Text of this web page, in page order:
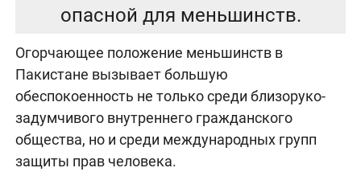
опасной для меньшинств.
Огорчающее положение меньшинств в
Пакистане вызывает большую
обеспокоенность не только среди близоруко-
задумчивого внутреннего гражданского
общества, но и среди международных групп
защиты прав человека.